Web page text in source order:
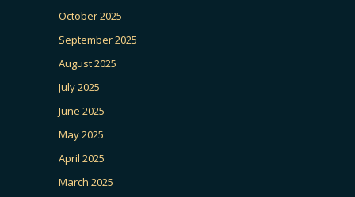
October 2025
September 2025
August 2025
July 2025
June 2025
May 2025
April 2025
March 2025